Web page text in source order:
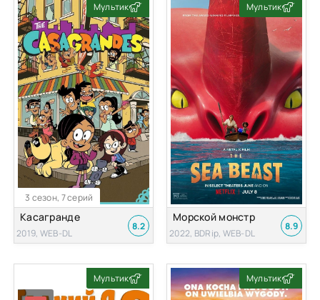
Мультик
3 сезон, 7 серий
Касагранде
2019, WEB-DL
8.2
Мультик
Морской монстр
2022, BDRip, WEB-DL
8.9
Мультик Мультик